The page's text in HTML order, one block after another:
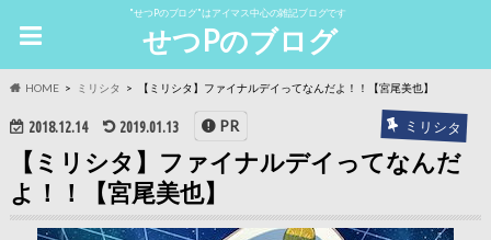
"せつPのブログ"はアイマス中心の雑記ブログです
せつPのブログ
HOME ミリシタ 【ミリシタ】ファイナルデイってなんだよ！！【宮尾美也】
2018.12.14 2019.01.13 ミリシタ
PR
【ミリシタ】ファイナルデイってなんだ
よ！！【宮尾美也】